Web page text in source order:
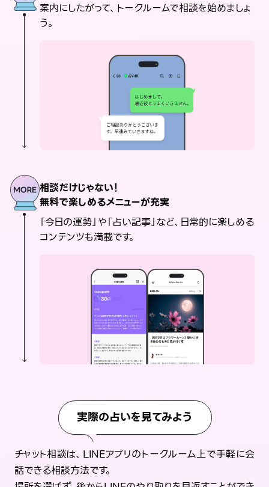
案内にしたがって、トークルームで相談を始めましょ
う。
相談だけじゃない！
無料で楽しめるメニューが充実
「今日の運勢」や「占い記事」など、日常的に楽しめる
コンテンツも満載です。
実際の占いを見てみよう
チャット相談は、LINEアプリのトークルーム上で手軽に会
話できる相談方法です。